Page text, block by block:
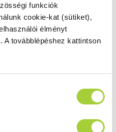
funkciók
cookie-kat (sütiket),
élményt
A továbblépéshez kattintson
251 000 Ft